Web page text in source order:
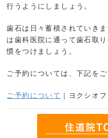
行うようにしましょう。
歯石は日々蓄積されていき
は歯科医院に通って歯石取
慣をつけましょう。
ご予約については、下記をご
ご予約について ｜ヨクシオ